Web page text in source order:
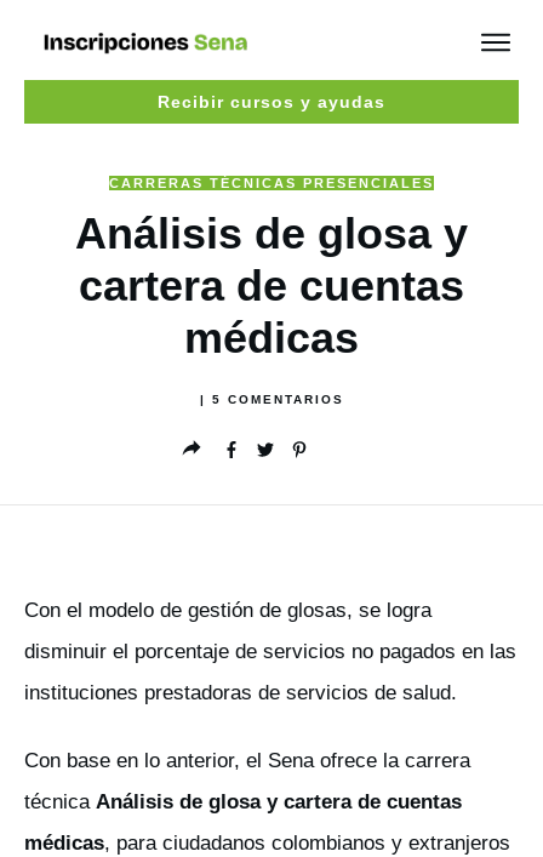
Recibir cursos y ayudas
CARRERAS TÉCNICAS PRESENCIALES
Análisis de glosa y
cartera de cuentas
médicas
5 COMENTARIOS
Con el modelo de gestión de glosas, se logra
disminuir el porcentaje de servicios no pagados en las
instituciones prestadoras de servicios de salud.
Con base en lo anterior, el Sena ofrece la carrera
técnica Análisis de glosa y cartera de cuentas
médicas, para ciudadanos colombianos y extranjeros